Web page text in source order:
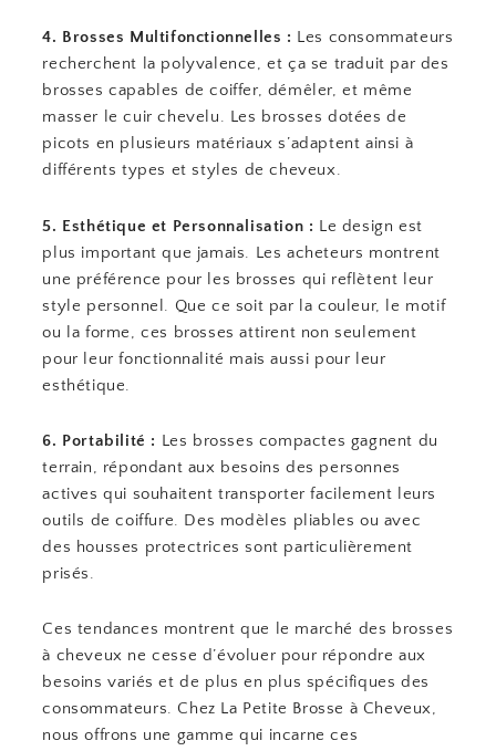
4. Brosses Multifonctionnelles : Les consommateurs
recherchent la polyvalence, et ça se traduit par des
brosses capables de coiffer, démêler, et même
masser le cuir chevelu. Les brosses dotées de
picots en plusieurs matériaux s’adaptent ainsi à
différents types et styles de cheveux.
5. Esthétique et Personnalisation : Le design est
plus important que jamais. Les acheteurs montrent
une préférence pour les brosses qui reflètent leur
style personnel. Que ce soit par la couleur, le motif
ou la forme, ces brosses attirent non seulement
pour leur fonctionnalité mais aussi pour leur
esthétique.
6. Portabilité : Les brosses compactes gagnent du
terrain, répondant aux besoins des personnes
actives qui souhaitent transporter facilement leurs
outils de coiffure. Des modèles pliables ou avec
des housses protectrices sont particulièrement
prisés.
Ces tendances montrent que le marché des brosses
à cheveux ne cesse d’évoluer pour répondre aux
besoins variés et de plus en plus spécifiques des
consommateurs. Chez La Petite Brosse à Cheveux,
nous offrons une gamme qui incarne ces